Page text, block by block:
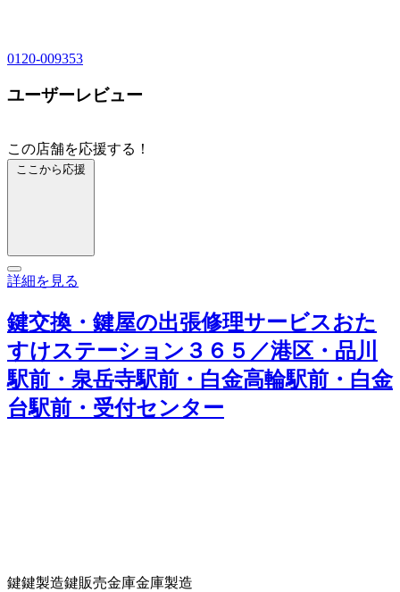
0120-009353
ユーザーレビュー
この店舗を応援する！
ここから応援
詳細を見る
鍵交換・鍵屋の出張修理サービスおた
すけステーション３６５／港区・品川
駅前・泉岳寺駅前・白金高輪駅前・白金
台駅前・受付センター
鍵鍵製造鍵販売金庫金庫製造